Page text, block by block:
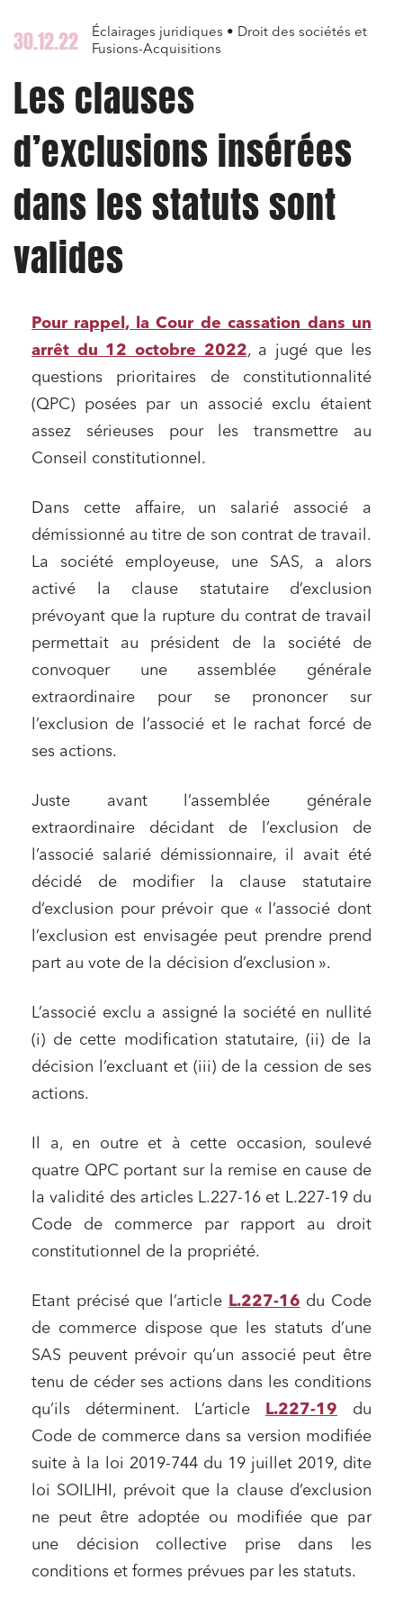
30.12.22
Éclairages juridiques • Droit des sociétés et
Fusions-Acquisitions
Les clauses
d’exclusions insérées
dans les statuts sont
valides
Pour rappel, laCour de cassation dans un
arrêt du 12 octobre 2022, a jugé que les
questions prioritaires de constitutionnalité
(QPC) posées par un associé exclu étaient
assez sérieuses pour les transmettre au
Conseil constitutionnel.
Dans cette affaire, un salarié associé a
démissionné au titre de son contrat de travail.
La société employeuse, une SAS, a alors
activé la clause statutaire d’exclusion
prévoyant que la rupture du contrat de travail
permettait au président de la société de
convoquer une assemblée générale
extraordinaire pour se prononcer sur
l’exclusion de l’associé et le rachat forcé de
ses actions.
Juste avant l’assemblée générale
extraordinaire décidant de l’exclusion de
l’associé salarié démissionnaire, il avait été
décidé de modifier la clause statutaire
d’exclusion pour prévoir que « l’associé dont
l’exclusion est envisagée peut prendre prend
part au vote de la décision d’exclusion ».
L’associé exclu a assigné la société en nullité
(i) de cette modification statutaire, (ii) de la
décision l’excluant et (iii) de la cession de ses
actions.
Il a, en outre et à cette occasion, soulevé
quatre QPC portant sur la remise en cause de
la validité des articles L.227-16 et L.227-19 du
Code de commerce par rapport au droit
constitutionnel de la propriété.
Etant précisé que l’article L.227-16 du Code
de commerce dispose que les statuts d’une
SAS peuvent prévoir qu’un associé peut être
tenu de céder ses actions dans les conditions
qu’ils déterminent. L’article
L.227-19 du
Code de commerce dans sa version modifiée
suite à la loi 2019-744 du 19 juillet 2019, dite
loi SOILIHI, prévoit que la clause d’exclusion
ne peut être adoptée ou modifiée que par
une décision collective prise dans les
conditions et formes prévues par les statuts.